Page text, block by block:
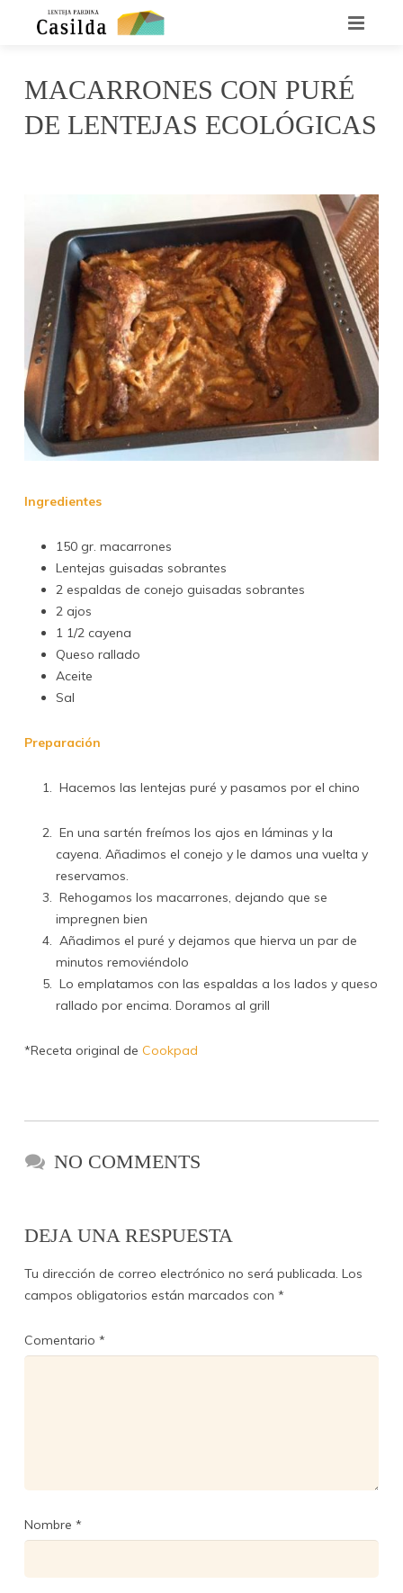
DÓNDE ENCONTRARNOS
CONTACTO
NOTICIAS
MACARRONES CON PURÉ
DE LENTEJAS ECOLÓGICAS
Ingredientes
150 gr. macarrones
Lentejas guisadas sobrantes
2espaldas de conejo guisadas sobrantes
2ajos
1 1/2cayena
Queso rallado
Aceite
Sal
Preparación
Hacemos las lentejas puré y pasamos por el chino
En una sartén freímos los ajos en láminas y la
cayena. Añadimos el conejo y le damos una vuelta y
reservamos.
Rehogamos los macarrones, dejando que se
impregnen bien
Añadimos el puré y dejamos que hierva un par de
minutos removiéndolo
Lo emplatamos con las espaldas a los lados y queso
rallado por encima. Doramos al grill
*Receta original de Cookpad
NO COMMENTS
DEJA UNA RESPUESTA
Tu dirección de correo electrónico no será publicada. Los
campos obligatorios están marcados con *
Comentario *
Nombre *